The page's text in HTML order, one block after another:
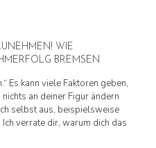
WIE
BREMSEN
Es kann viele Faktoren geben,
an deiner Figur ändern
selbst aus, beispielsweise
verrate dir, warum dich das